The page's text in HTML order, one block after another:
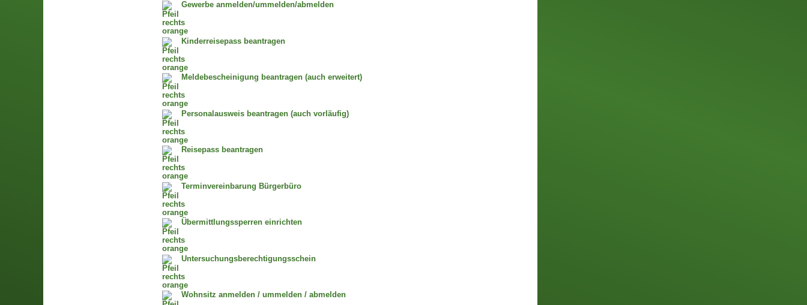
Gewerbe anmelden/ummelden/abmelden
Kinderreisepass beantragen
Meldebescheinigung beantragen (auch erweitert)
Personalausweis beantragen (auch vorläufig)
Reisepass beantragen
Terminvereinbarung Bürgerbüro
Übermittlungssperren einrichten
Untersuchungsberechtigungsschein
Wohnsitz anmelden / ummelden / abmelden